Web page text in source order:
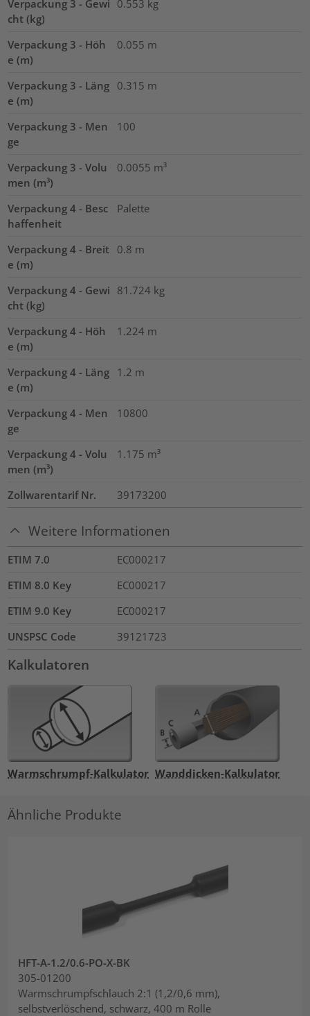
Verpackung 3 - Gewi
cht (kg)
0.553 kg
Verpackung 3 - Höh
e (m)
0.055 m
Verpackung 3 - Läng
e (m)
0.315 m
Verpackung 3 - Men
ge
100
Verpackung 3 - Volu
men (m³)
0.0055 m³
Verpackung 4 - Besc
haffenheit
Palette
Verpackung 4 - Breit
e (m)
0.8 m
Verpackung 4 - Gewi
cht (kg)
81.724 kg
Verpackung 4 - Höh
e (m)
1.224 m
Verpackung 4 - Läng
e (m)
1.2 m
Verpackung 4 - Men
ge
10800
Verpackung 4 - Volu
men (m³)
1.175 m³
Zollwarentarif Nr. 39173200
Weitere Informationen
ETIM 7.0
EC000217
ETIM 8.0 Key
EC000217
ETIM 9.0 Key
EC000217
UNSPSC Code
39121723
Kalkulatoren
Warmschrumpf-Kalkulator Wanddicken-Kalkulator
Ähnliche Produkte
HFT-A-1.2/0.6-PO-X-BK
305-01200
Warmschrumpfschlauch 2:1 (1,2/0,6 mm),
selbstverlöschend, schwarz, 400 m Rolle